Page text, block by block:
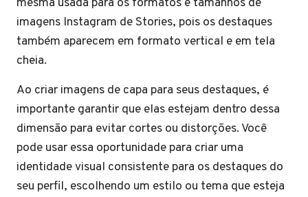
imagens Instagram de Stories, pois os destaques
também aparecem em formato vertical e em tela
cheia.
Ao criar imagens de capa para seus destaques, é
importante garantir que elas estejam dentro dessa
dimensão para evitar cortes ou distorções. Você
pode usar essa oportunidade para criar uma
identidade visual consistente para os destaques do
seu perfil, escolhendo um estilo ou tema que esteja